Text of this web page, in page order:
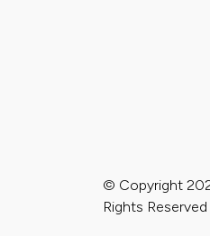
© Copyright
Rights Reserved